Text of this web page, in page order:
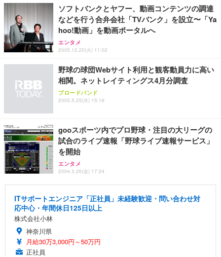
ト 幅52×奥行58.5×高さ84～96cm テレワーク 在宅
勤務 ブラック
￥4,139
像低減 (3年保証 | 輝点保証 | 日本メーカー)
￥34,980
￥3,731
ソフトバンクとヤフー、動画コンテンツの調達
などを行う合弁会社「TVバンク」を設立〜「Ya
hoo!動画」を動画ポータルへ
エンタメ
2005.12.20(火) 11:02
野球の球団Webサイト利用と観客動員力に高い
相関。ネットレイティングス4月分調査
ブロードバンド
2005.5.25(水) 15:16
gooスポーツ内でプロ野球・注目の大リーグの
試合のライブ速報「野球ライブ速報サービス」
を開始
エンタメ
2004.3.26(金) 17:24
ITサポートエンジニア「正社員」未経験歓迎・問い合わせ対
応中心・年間休日125日以上
株式会社小林
神奈川県
月給30万3,000円～50万円
正社員